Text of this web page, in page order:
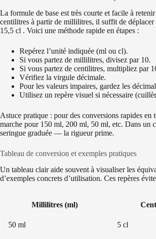
La formule de base est très courte et facile à
centilitres à partir de millilitres, il suffit de
15,5 cl . Voici une méthode rapide en étapes :
Repérez l’unité indiquée (ml ou cl).
Si vous partez de millilitres, divisez par 10.
Si vous partez de centilitres, multipliez par
Vérifiez la virgule décimale.
Pour les valeurs impaires, gardez les
Utilisez un repère visuel si nécessaire
Astuce pratique : pour des conversions rapides
marche pour 150 ml, 200 ml, 50 ml, etc. Dans un
seringue graduée — la rigueur prime.
Tableau de conversion et exemples pratiques
Un tableau clair aide souvent à visualiser les
d’exemples concrets d’utilisation. Ces repères
Millilitres (ml)
50 ml 5 cl